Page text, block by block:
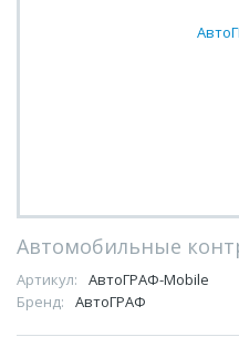
Автомобильные
Артикул:
АвтоГРАФ-Mobile
Бренд:
АвтоГРАФ